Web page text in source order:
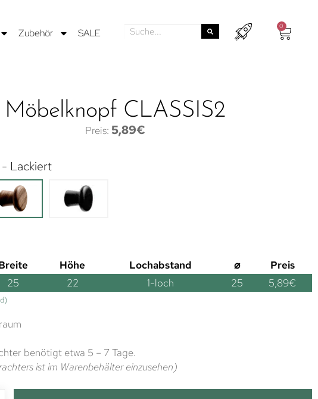
Zubehör SALE
0
Möbelknopf CLASSIS2
5,89€
- Lackiert
Höhe Lochabstand ⌀
Preis
25 22 1-loch 25 5,89€
benötigt etwa 5 – 7 Tage.
ist im Warenbehälter einzusehen)